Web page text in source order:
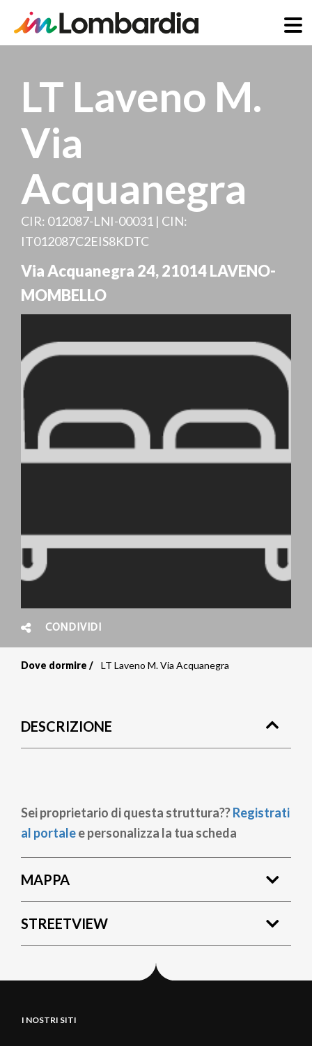
contenuto
principale
LT Laveno M.
Via
Acquanegra
CIR: 012087-LNI-00031 | CIN:
IT012087C2EIS8KDTC
Via Acquanegra 24,21014LAVENO-
MOMBELLO
CONDIVIDI
pane
Dove dormire LT Laveno M. Via Acquanegra
DESCRIZIONE
Sei proprietario di questa struttura??Registrati
al portalee personalizza la tua scheda
MAPPA
STREETVIEW
I NOSTRI SITI